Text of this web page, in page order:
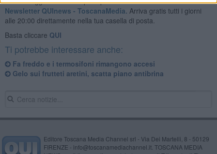
Newsletter QUInews - ToscanaMedia. Arriva gratis tutti i giorni
alle 20:00 direttamente nella tua casella di posta.
Basta cliccare QUI
Ti potrebbe interessare anche:
Fa freddo e i termosifoni rimangono accesi
Gelo sui frutteti aretini, scatta piano antibrina
Editore Toscana Media Channel srl - Via Dei Martelli, 8 - 50129
FIRENZE - info@toscanamediachannel.it. TOSCANA MEDIA